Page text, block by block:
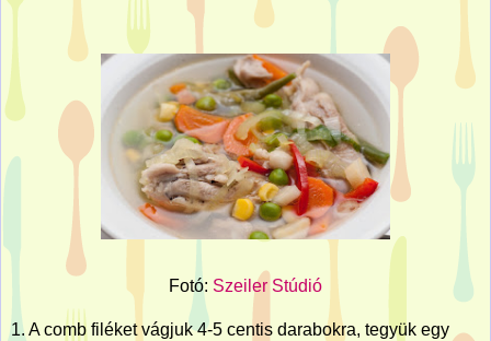
Fotó: Szeiler Stúdió
1. A comb filéket vágjuk 4-5 centis darabokra, tegyük egy